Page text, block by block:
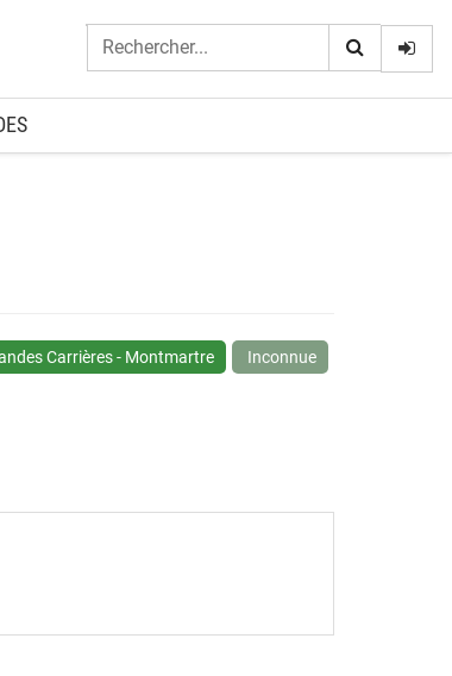
Carrières - Montmartre Inconnue